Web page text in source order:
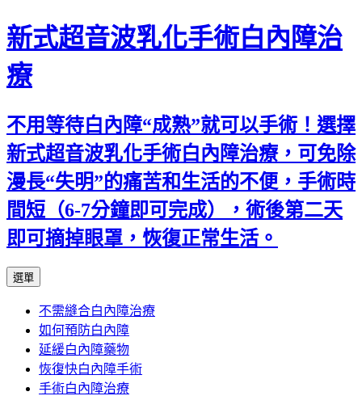
新式超音波乳化手術白內障治
療
不用等待白內障“成熟”就可以手術！選擇
新式超音波乳化手術白內障治療，可免除
漫長“失明”的痛苦和生活的不便，手術時
間短（6-7分鐘即可完成），術後第二天
即可摘掉眼罩，恢復正常生活。
選單
主
要
內
容
不需縫合白內障治療
如何預防白內障
延緩白內障藥物
恢復快白內障手術
手術白內障治療